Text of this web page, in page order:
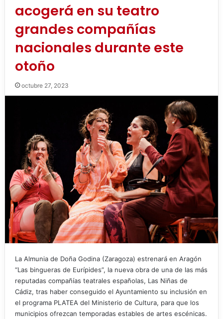
acogerá en su teatro
grandes compañías
nacionales durante este
otoño
octubre 27, 2023
La Almunia de Doña Godina (Zaragoza) estrenará en Aragón
“Las bingueras de Eurípides”, la nueva obra de una de las más
reputadas compañías teatrales españolas, Las Niñas de
Cádiz, tras haber conseguido el Ayuntamiento su inclusión en
el programa PLATEA del Ministerio de Cultura, para que los
municipios ofrezcan temporadas estables de artes escénicas.